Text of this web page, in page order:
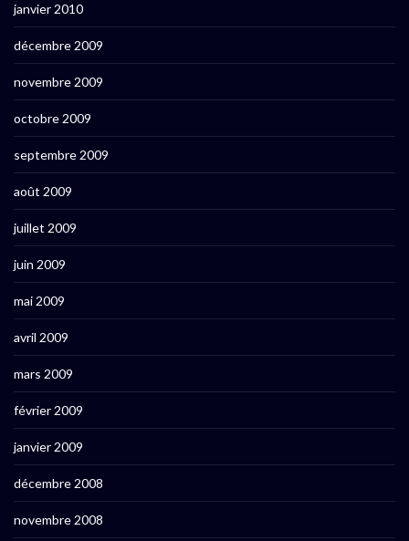
janvier 2010
décembre 2009
novembre 2009
octobre 2009
septembre 2009
août 2009
juillet 2009
juin 2009
mai 2009
avril 2009
mars 2009
février 2009
janvier 2009
décembre 2008
novembre 2008